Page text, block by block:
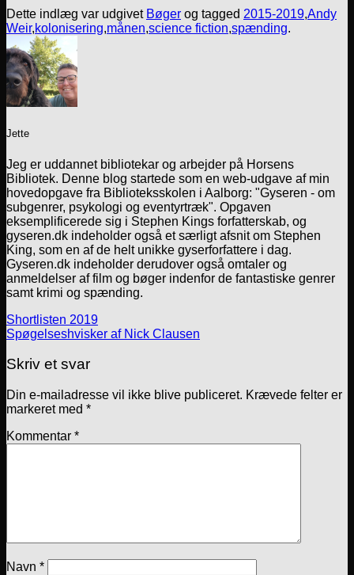
Dette indlæg var udgivet Bøger og tagged 2015-2019,Andy
Weir,kolonisering,månen,science fiction,spænding.
Jette
Jeg er uddannet bibliotekar og arbejder på Horsens
Bibliotek. Denne blog startede som en web-udgave af min
hovedopgave fra Biblioteksskolen i Aalborg: "Gyseren - om
subgenrer, psykologi og eventyrtræk". Opgaven
eksemplificerede sig i Stephen Kings forfatterskab, og
gyseren.dk indeholder også et særligt afsnit om Stephen
King, som en af de helt unikke gyserforfattere i dag.
Gyseren.dk indeholder derudover også omtaler og
anmeldelser af film og bøger indenfor de fantastiske genrer
samt krimi og spænding.
Shortlisten 2019
Spøgelseshvisker af Nick Clausen
Skriv et svar
Din e-mailadresse vil ikke blive publiceret. Krævede felter er
markeret med *
Kommentar *
Navn *